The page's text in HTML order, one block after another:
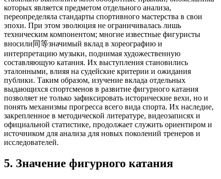
которых является предметом отдельного анализа,
переопределяла стандарты спортивного мастерства в свои
эпохи. При этом эволюция не ограничивалась лишь
техническим компонентом; многие известные фигуристы
вносили同等значимый вклад в хореографию и
интерпретацию музыки, поднимая художественную
составляющую катания. Их выступления становились
эталонными, влияя на судейские критерии и ожидания
публики. Таким образом, изучение вклада отдельных
выдающихся спортсменов в развитие фигурного катания
позволяет не только зафиксировать исторические вехи, но и
понять механизмы прогресса всего вида спорта. Их наследие,
закрепленное в методической литературе, видеозаписях и
официальной статистике, продолжает служить ориентиром и
источником для анализа для новых поколений тренеров и
исследователей.
5. Значение фигурного катания